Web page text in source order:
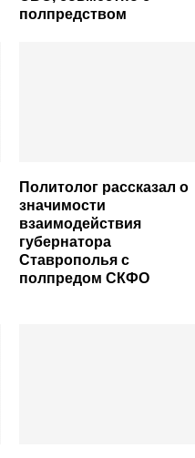
полпредством
Политолог рассказал о
значимости
взаимодействия
губернатора
Ставрополья с
полпредом СКФО